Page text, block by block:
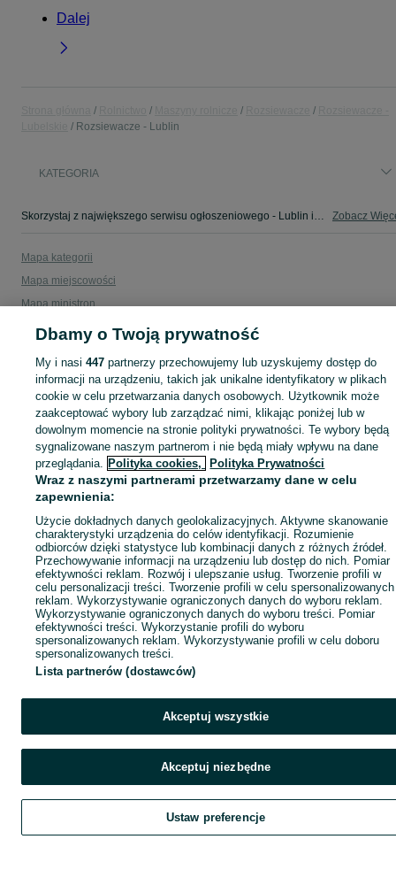
Dalej
Rozsiewacze - Lublin
KATEGORIA
Skorzystaj z największego serwisu ogłoszeniowego - Lublin i okolice! - kupuj lub sprzedawaj jeszcze wygodniej w kategorii Rozsiewacze! Zobacz
Mapa kategorii
Mapa miejscowości
Mapa ministron
Popularne wyszukiwania
Szukaj Obserwujesz Dodaj Czat
Dbamy o Twoją prywatność
My i nasi447 partnerzy przechowujemy lub uzyskujemy dostęp do
informacji na urządzeniu, takich jak unikalne identyfikatory w plikach
cookie w celu przetwarzania danych osobowych. Użytkownik może
zaakceptować wybory lub zarządzać nimi, klikając poniżej lub w
dowolnym momencie na stronie polityki prywatności. Te wybory będą
sygnalizowane naszym partnerom i nie będą miały wpływu na dane
przeglądania. Polityka cookies, Polityka Prywatności
Wraz z naszymi partnerami przetwarzamy dane w celu
zapewnienia:
Użycie dokładnych danych geolokalizacyjnych. Aktywne skanowanie
charakterystyki urządzenia do celów identyfikacji. Rozumienie
odbiorców dzięki statystyce lub kombinacji danych z różnych źródeł.
Przechowywanie informacji na urządzeniu lub dostęp do nich. Pomiar
efektywności reklam. Rozwój i ulepszanie usług. Tworzenie profili w
celu personalizacji treści. Tworzenie profili w celu spersonalizowanych
reklam. Wykorzystywanie ograniczonych danych do wyboru reklam.
Wykorzystywanie ograniczonych danych do wyboru treści. Pomiar
efektywności treści. Wykorzystanie profili do wyboru
spersonalizowanych reklam. Wykorzystywanie profili w celu doboru
spersonalizowanych treści.
Lista partnerów (dostawców)
Akceptuj wszystkie
Akceptuj niezbędne
Ustaw preferencje